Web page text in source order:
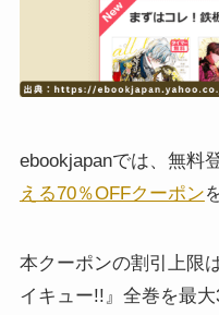
ebookjapanでは、無料
える70％OFFクーポン
本クーポンの割引上限
イキュー!!』全巻を最